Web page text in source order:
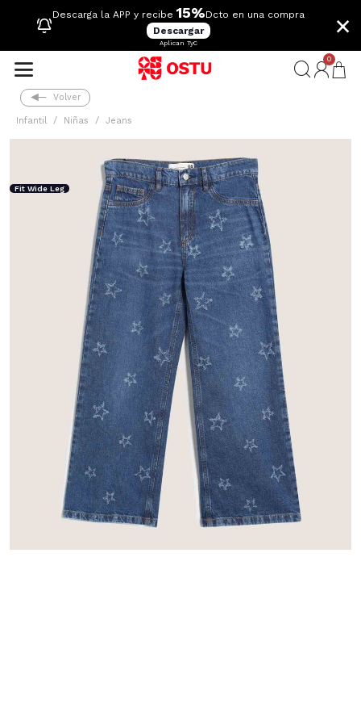
Descarga la APP y recibe 15%Dcto en una compra
Descargar
Aplican TyC
×
0
Volver
Infantil Niñas Jeans
Fit Wide Leg